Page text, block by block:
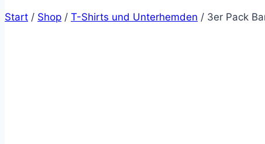
Start / Shop / T-Shirts und Unterhemden / 3er Pack